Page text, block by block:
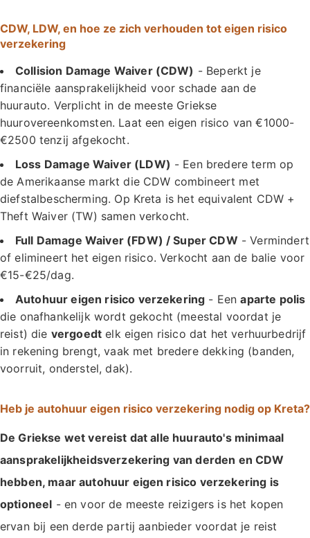
CDW, LDW, en hoe ze zich verhouden tot eigen risico
verzekering
Collision Damage Waiver (CDW) - Beperkt je
financiële aansprakelijkheid voor schade aan de
huurauto. Verplicht in de meeste Griekse
huurovereenkomsten. Laat een eigen risico van €1000-
€2500 tenzij afgekocht.
Loss Damage Waiver (LDW) - Een bredere term op
de Amerikaanse markt die CDW combineert met
diefstalbescherming. Op Kreta is het equivalent CDW +
Theft Waiver (TW) samen verkocht.
Full Damage Waiver (FDW) / Super CDW - Vermindert
of elimineert het eigen risico. Verkocht aan de balie voor
€15-€25/dag.
Autohuur eigen risico verzekering - Eenaparte polis
die onafhankelijk wordt gekocht (meestal voordat je
reist) die vergoedt elk eigen risico dat het verhuurbedrijf
in rekening brengt, vaak met bredere dekking (banden,
voorruit, onderstel, dak).
Heb je autohuur eigen risico verzekering nodig op Kreta?
De Griekse wet vereist dat alle huurauto's minimaal
aansprakelijkheidsverzekering van derden en CDW
hebben, maar autohuur eigen risico verzekering is
optioneel - en voor de meeste reizigers is het kopen
ervan bij een derde partij aanbieder voordat je reist